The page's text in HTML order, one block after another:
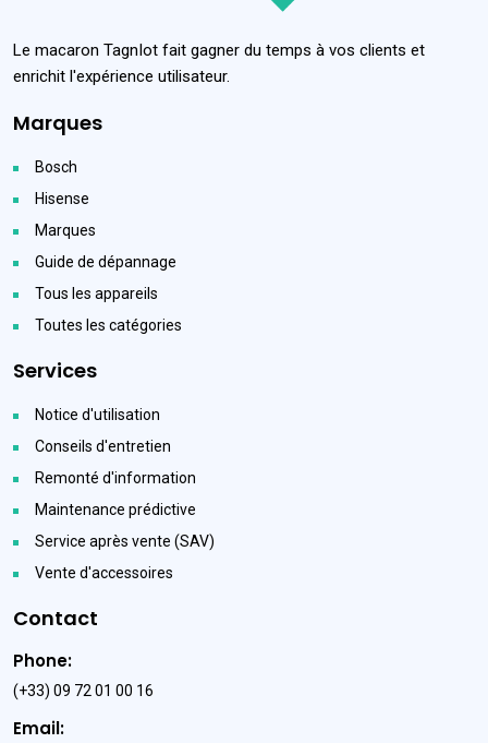
Le macaron TagnIot fait gagner du temps à vos clients et
enrichit l'expérience utilisateur.
Marques
Bosch
Hisense
Marques
Guide de dépannage
Tous les appareils
Toutes les catégories
Services
Notice d'utilisation
Conseils d'entretien
Remonté d'information
Maintenance prédictive
Service après vente (SAV)
Vente d'accessoires
Contact
Phone:
(+33) 09 72 01 00 16
Email: